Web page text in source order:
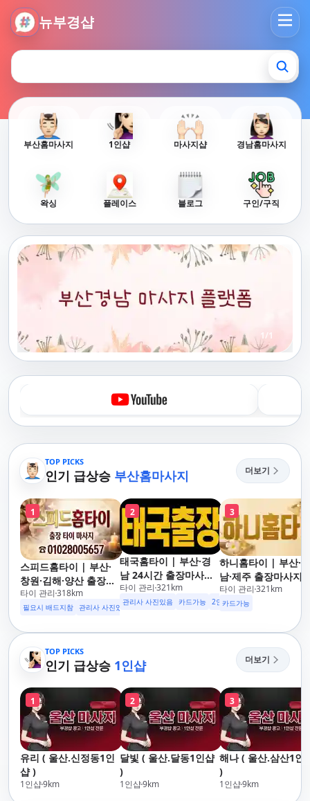
뉴부경샵
뉴부경샵 - 부산 마사지 사이트 부산마사지 부산홈타이 부산출
부산홈마사지 1인샵 마사지샵 경남홈마사지
왁싱 플레이스 블로그 구인/구직
1 /1
TOP PICKS
인기 급상승 부산홈마사지 더보기
1
스피드홈타이 | 부산·
창원·김해·양산 출장마
사지 홈케어 24시 카드
가능 해운대,사상,광안
지,민락,수영,동래,남
산,구서,연산,서면,재
송,센텀,송도,자갈치,하
동,마린시티,송정,기장,
정관,일광,망미,토곡,시
청,양정,초량,사직,온
천,미남,만덕,괴정,학
장,금사,서동,반여,반
송,명륜,남천,대연,문
현,부전,개금,가야,주
례,괘법,학장,강서,신
타이 관리 318km
필요시 배드지참 관리사 사진있음
2
태국홈타이 | 부산·경
남 24시간 출장마사지
후불제/해운대,사상,광
안리,남포동,구포,덕천,
산,구서,연산,서면,재
단,다대포,범일,범천,우
동,마린시티,송정,기장,
정관,일광,망미,토곡,시
청,양정,초량,사직,온
천,미남,만덕,괴정,학
장,금사,서동,반여,반
송,명륜,남천,대연,문
현,부전,개금,가야,주
례,괘법,학장,강서,신
호,서구,암남
타이 관리 321km
관리사 사진있음 카드가능 2인이상 할인
3
하니홈타이 | 부산·경
남·제주 출장마사지
이·아로마 전문
타이 관리 321km
카드가능
TOP PICKS
인기 급상승 1인샵 더보기
1
유리 ( 울산.신정동1인
샵 )
1인샵9km
2
달빛 ( 울산.달동1인샵
)
1인샵9km
3
해나 ( 울산.삼산1인
)
1인샵9km